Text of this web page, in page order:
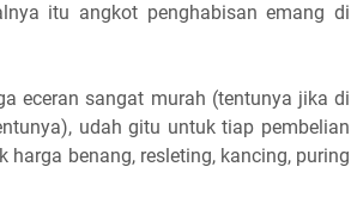
itu angkot penghabisan emang di
eceran sangat murah (tentunya jika di
udah gitu untuk tiap pembelian
benang, resleting, kancing, puring